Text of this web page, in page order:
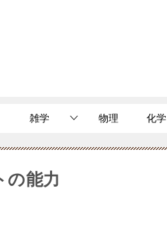
雑学 物理 化学
の能力